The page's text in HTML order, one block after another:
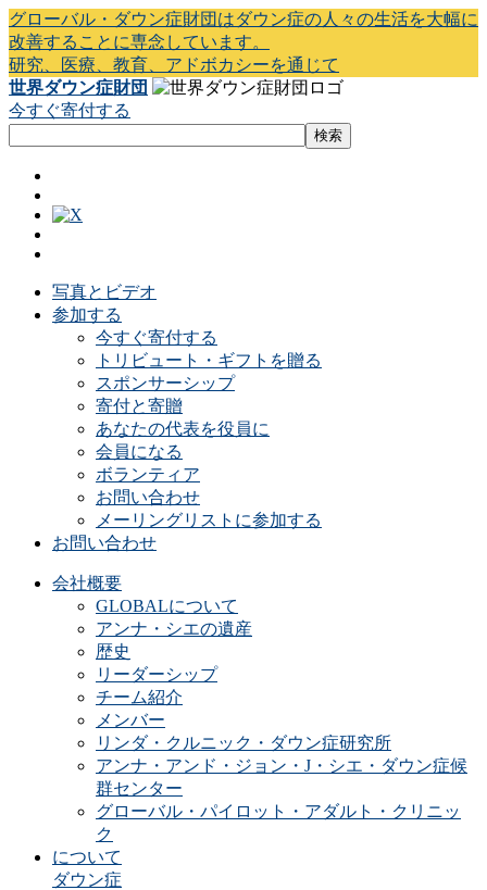
グローバル・ダウン症財団はダウン症の人々の生活を大幅に
改善することに専念しています。
研究、医療、教育、アドボカシーを通じて
世界ダウン症財団
今すぐ寄付する
写真とビデオ
参加する
今すぐ寄付する
トリビュート・ギフトを贈る
スポンサーシップ
寄付と寄贈
あなたの代表を役員に
会員になる
ボランティア
お問い合わせ
メーリングリストに参加する
お問い合わせ
会社概要
GLOBALについて
アンナ・シエの遺産
歴史
リーダーシップ
チーム紹介
メンバー
リンダ・クルニック・ダウン症研究所
アンナ・アンド・ジョン・J・シエ・ダウン症候
群センター
グローバル・パイロット・アダルト・クリニッ
ク
について
ダウン症